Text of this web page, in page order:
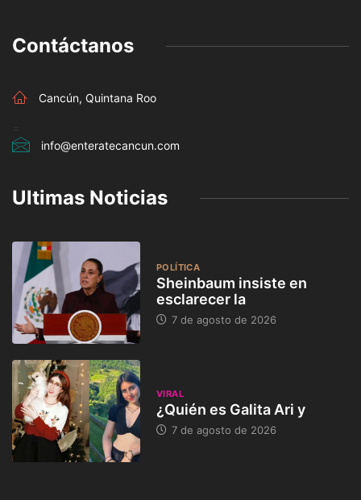
Contáctanos
Cancún, Quintana Roo
info@enteratecancun.com
Ultimas Noticias
POLÍTICA
Sheinbaum insiste en
esclarecer la
7 de agosto de 2026
VIRAL
¿Quién es Galita Ari y
7 de agosto de 2026